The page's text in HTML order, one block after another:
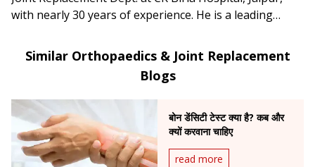
with nearly 30 years of experience. He is a leading
medicine, particularly hip & knee surgeries and ACL
reconstructions.
Similar Orthopaedics & Joint Replacement
Blogs
बोन डेंसिटी टेस्ट क्या है? कब और
क्यों करवाना चाहिए
read more